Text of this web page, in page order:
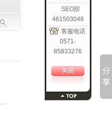
SEO部
461503046
客服电话
0571-
85833276